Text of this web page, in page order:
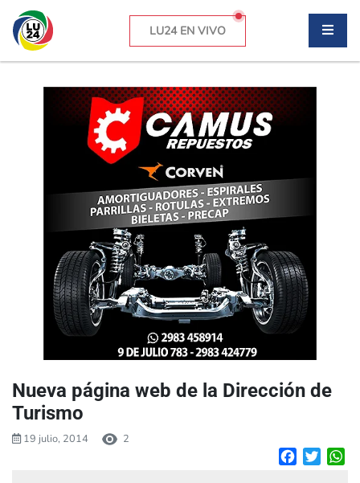
LU24 EN VIVO
Nueva página web de la Dirección de
Turismo
19 julio, 2014 2
Facebook